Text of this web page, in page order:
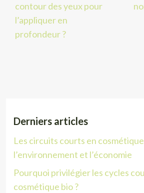
contour des yeux pour
l’appliquer en
profondeur ?
Derniers articles
Les circuits courts en
l’environnement et l’économie
Pourquoi privilégier les cycles
cosmétique bio ?